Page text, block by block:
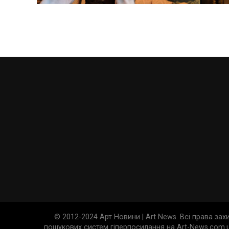
© 2012-2024 Арт Новини | Art News. Всі права
пошукових систем гіперпосилання на Art-